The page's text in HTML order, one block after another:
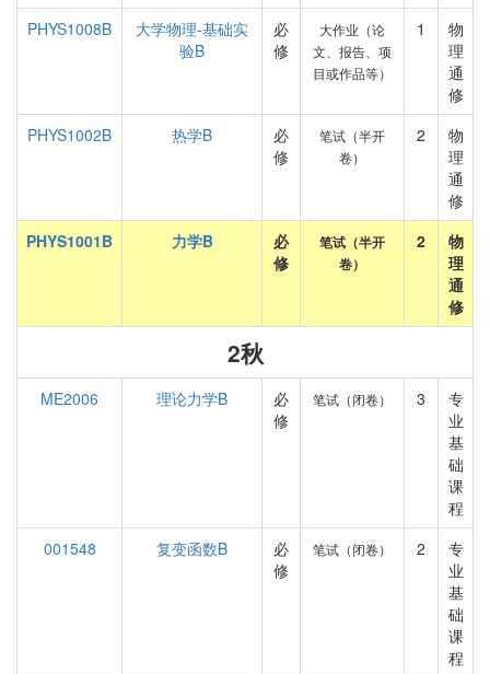
PHYS1008B
大学物理-基础实
验B
必
修
大作业（论
文、报告、项
目或作品等）
1
物
理
通
修
PHYS1002B
热学B
必
修
笔试（半开
卷）
2
物
理
通
修
PHYS1001B
力学B
必
修
笔试（半开
卷）
2
物
理
通
修
2秋
ME2006 理论力学B
必
修
笔试（闭卷） 3
专
业
基
础
课
程
001548
复变函数B
必
修
笔试（闭卷） 2
专
业
基
础
课
程